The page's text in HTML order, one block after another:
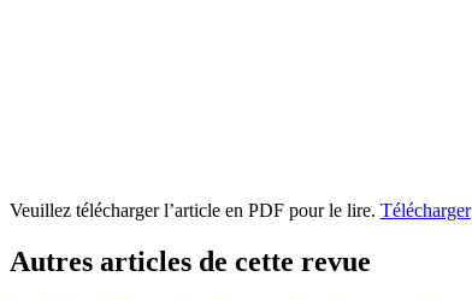
Veuillez télécharger l’article en PDF pour le lire. Télécharger
Autres articles de cette revue